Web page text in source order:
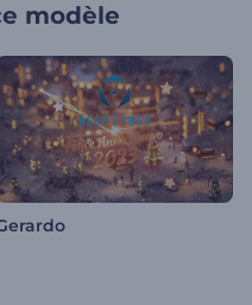
modèle